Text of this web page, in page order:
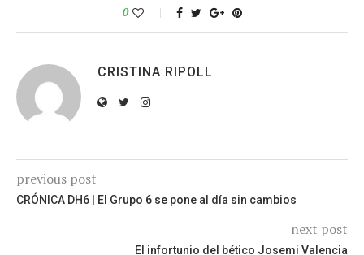
0
CRISTINA RIPOLL
previous post
CRÓNICA DH6 | El Grupo 6 se pone al día sin cambios
next post
El infortunio del bético Josemi Valencia